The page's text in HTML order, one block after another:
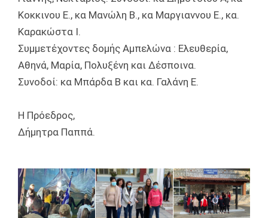
Κοκκινου Ε., κα Μανώλη Β., κα Μαργιαννου Ε., κα.
Καρακώστα Ι.
Συμμετέχοντες δομής Αμπελώνα : Ελευθερία,
Αθηνά, Μαρία, Πολυξένη και Δέσποινα.
Συνοδοί: κα Μπάρδα Β και κα. Γαλάνη Ε.
Η Πρόεδρος,
Δήμητρα Παππά.